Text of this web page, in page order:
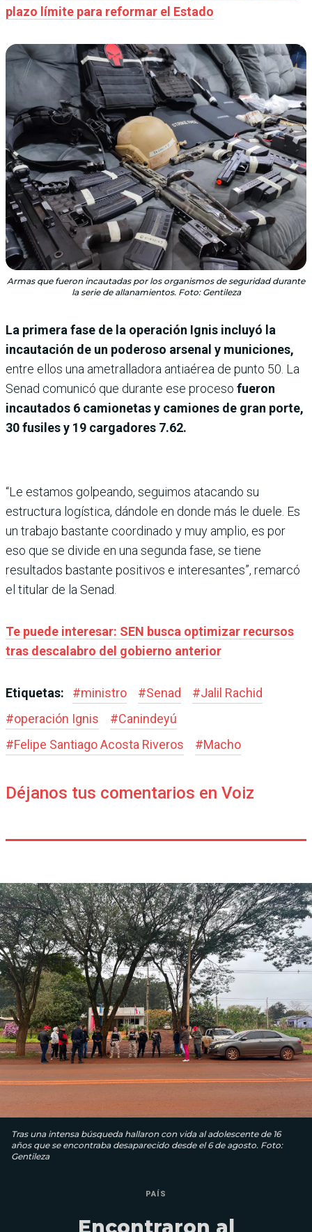
plazo límite para reformar el Estado
Armas que fueron incautadas por los organismos de seguridad durante
la serie de allanamientos. Foto: Gentileza
La primera fase de la operación Ignis incluyó la
incautación de un poderoso arsenal y municiones,
entre ellos una ametralladora antiaérea de punto 50. La
Senad comunicó que durante ese proceso fueron
incautados 6 camionetas y camiones de gran porte,
30 fusiles y 19 cargadores 7.62.
“Le estamos golpeando, seguimos atacando su
estructura logística, dándole en donde más le duele. Es
un trabajo bastante coordinado y muy amplio, es por
eso que se divide en una segunda fase, se tiene
resultados bastante positivos e interesantes”, remarcó
el titular de la Senad.
Te puede interesar: SEN busca optimizar recursos
tras descalabro del gobierno anterior
Etiquetas: #ministro #Senad #Jalil Rachid
#operación Ignis #Canindeyú
#Felipe Santiago Acosta Riveros #Macho
Déjanos tus comentarios en Voiz
Tras una intensa búsqueda hallaron con vida al adolescente de 16
años que se encontraba desaparecido desde el 6 de agosto. Foto:
Gentileza
PAÍS
Encontraron al